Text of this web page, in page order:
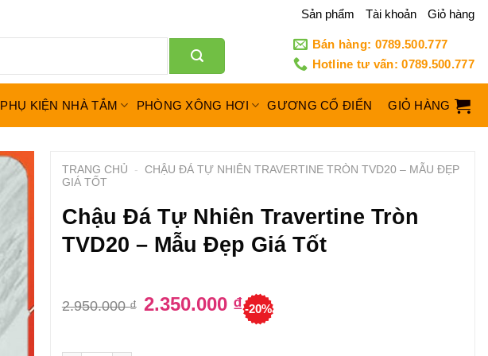
Sản phẩm Tài khoản Giỏ hàng
Bán hàng: 0789.500.777
Hotline tư vấn: 0789.500.777
PHỤ KIỆN NHÀ TẮM PHÒNG XÔNG HƠI GƯƠNG CỔ ĐIỂN GIỎ HÀNG
TRANG CHỦ - CHẬU ĐÁ TỰ NHIÊN TRAVERTINE TRÒN TVD20 – MẪU ĐẸP
GIÁ TỐT
Chậu Đá Tự Nhiên Travertine Tròn
TVD20 – Mẫu Đẹp Giá Tốt
2.950.000₫ Giá
gốc
2.350.000 ₫Giá
hiện
tại
-20%